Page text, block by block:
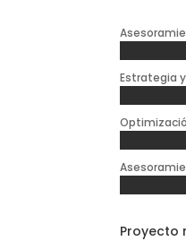
Estrategia
Proyecto